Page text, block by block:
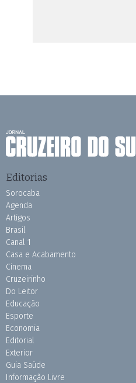
Editorias
Sorocaba
Agenda
Artigos
Brasil
Canal 1
Casa e Acabamento
Cinema
Cruzeirinho
Do Leitor
Educação
Esporte
Economia
Editorial
Exterior
Guia Saúde
Informação Livre